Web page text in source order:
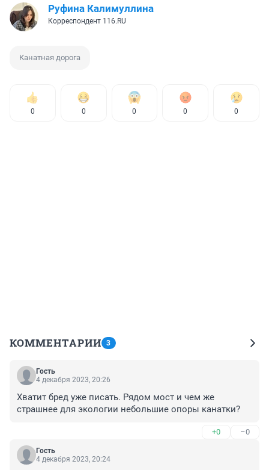
Руфина Калимуллина
Корреспондент 116.RU
Канатная дорога
0 0 0 0 0
КОММЕНТАРИИ 3
Гость
4 декабря 2023, 20:26
Хватит бред уже писать. Рядом мост и чем же
страшнее для экологии небольшие опоры канатки?
+0 –0
Гость
4 декабря 2023, 20:24